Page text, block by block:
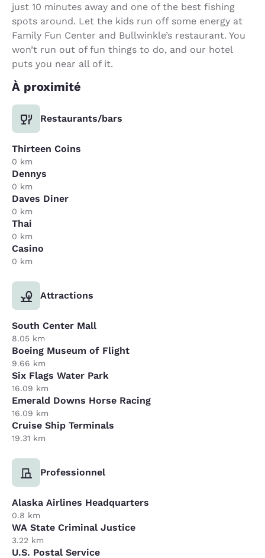
just 10 minutes away and one of the best fishing
spots around. Let the kids run off some energy at
Family Fun Center and Bullwinkle’s restaurant. You
won’t run out of fun things to do, and our hotel
puts you near all of it.
À proximité
Restaurants/bars
Thirteen Coins
0 km
Dennys
0 km
Daves Diner
0 km
Thai
0 km
Casino
0 km
Attractions
South Center Mall
8.05 km
Boeing Museum of Flight
9.66 km
Six Flags Water Park
16.09 km
Emerald Downs Horse Racing
16.09 km
Cruise Ship Terminals
19.31 km
Professionnel
Alaska Airlines Headquarters
0.8 km
WA State Criminal Justice
3.22 km
U.S. Postal Service